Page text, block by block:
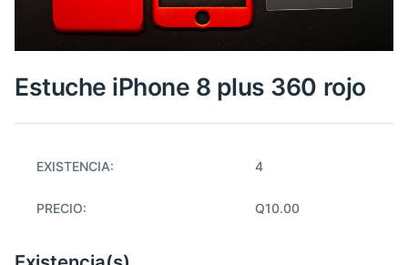
Estuche iPhone 8 plus 360 rojo
EXISTENCIA: 4
PRECIO: Q10.00